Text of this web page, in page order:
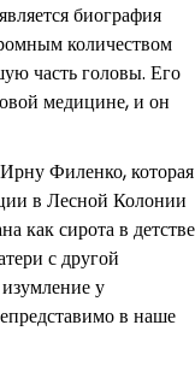
биография
количеством
часть головы. Его
медицине, и он
Филенко, которая
в Лесной Колонии
как сирота в детстве
с другой
у
в наше